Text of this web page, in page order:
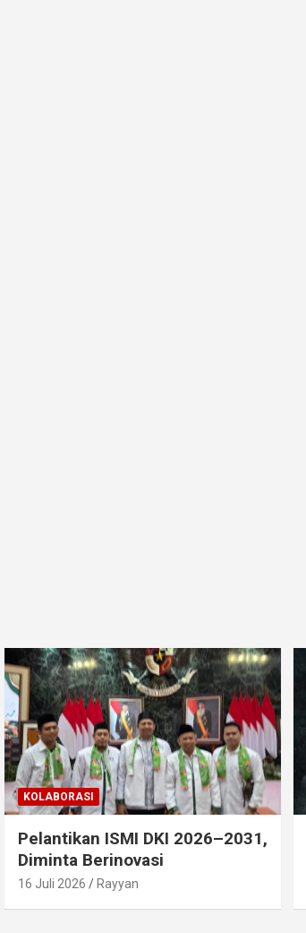
KOLABORASI
Pelantikan ISMI DKI 2026–2031,
Diminta Berinovasi
16 Juli 2026 Rayyan